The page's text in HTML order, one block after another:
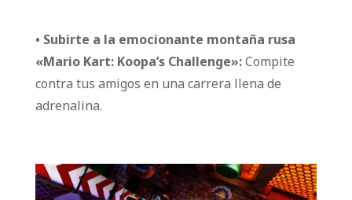
• Subirte a la emocionante montaña rusa
«Mario Kart: Koopa’s Challenge»:Compite
contra tus amigos en una carrera llena de
adrenalina.